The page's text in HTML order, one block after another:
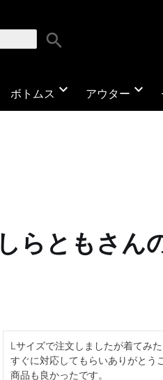
search
ボトムス expand_more アウター expand_more
しらともさん
Lサイズで注文しましたが着てみ
すぐに対応してもらいありがとう
商品も良かったです。